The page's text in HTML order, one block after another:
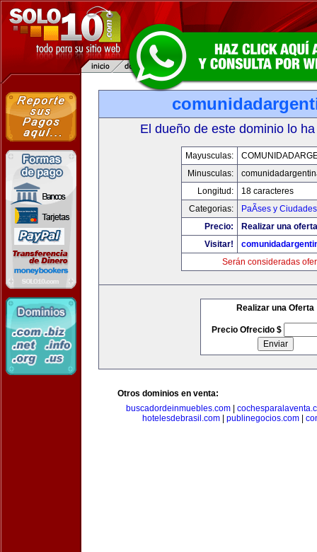
El dueño de este dominio lo
Mayusculas:
Minusculas:
Longitud:
18 caracteres
Categorias:
PaÃ­ses y Ciudades
Precio:
Realizar una
Visitar!
Serán consideradas
Realizar una Oferta
Precio Ofrecido $
Otros dominios en venta:
buscadordeinmuebles.com
hotelesdebrasil.com
publinegocios.com